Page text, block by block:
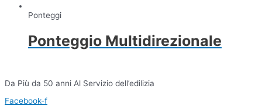
Ponteggi
Ponteggio Multidirezionale
Da Più da 50 anni Al Servizio dell’edilizia
Facebook-f